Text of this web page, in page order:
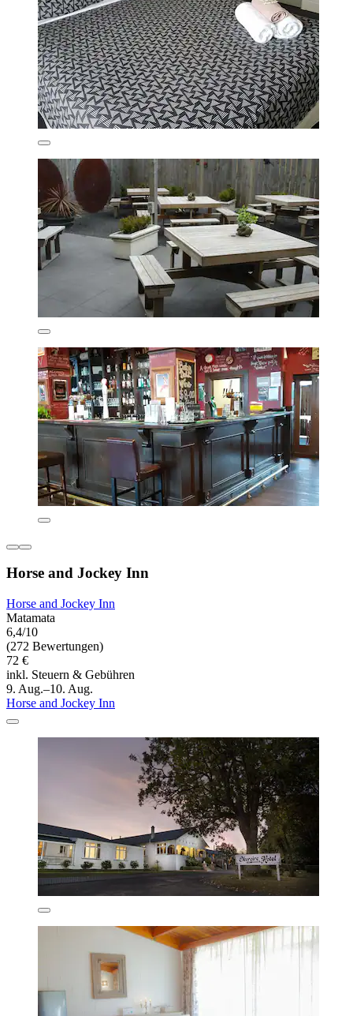
Horse and Jockey Inn
Horse and Jockey Inn
Matamata
6,4/10
(272 Bewertungen)
72 €
inkl. Steuern & Gebühren
9. Aug.–10. Aug.
Horse and Jockey Inn